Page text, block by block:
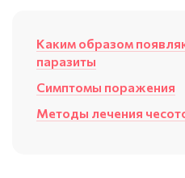
Каким образом
паразиты
Симптомы поражения
Методы лечения